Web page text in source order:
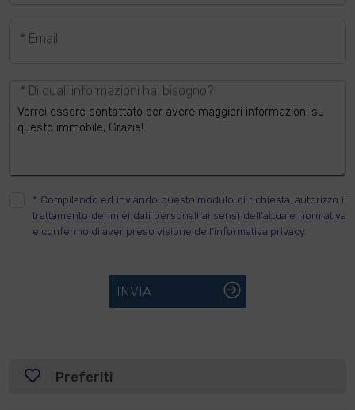
* Email
* Di quali informazioni hai bisogno?
* Compilando ed inviando questo modulo di richiesta, autorizzo il
trattamento dei miei dati personali ai sensi dell'attuale normativa
e confermo di aver preso visione dell'informativa privacy.
INVIA
Preferiti